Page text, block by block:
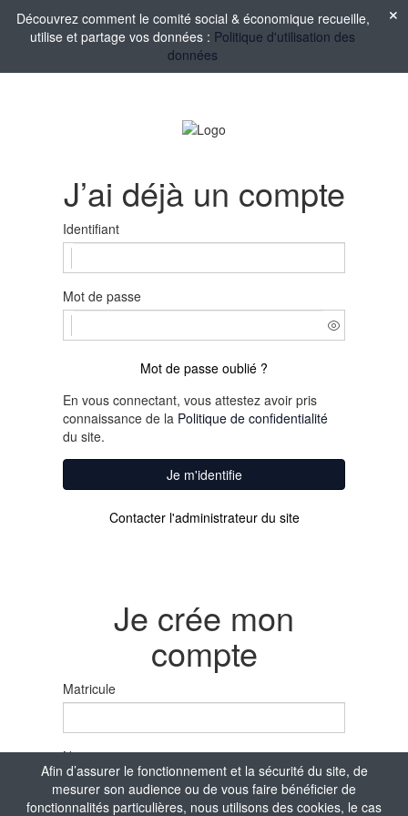
Afin d’assurer le fonctionnement et la sécurité du site, de
mesurer son audience ou de vous faire bénéficier de
fonctionnalités particulières, nous utilisons des cookies, le cas
Découvrez comment le comité social & économique recueille,
utilise et partage vos données : Politique d'utilisation des
données
J’ai déjà un compte
Identifiant
Mot de passe
Mot de passe oublié ?
En vous connectant, vous attestez avoir pris
connaissance de la Politique de confidentialité
du site.
Je m'identifie
Contacter l'administrateur du site
Je crée mon
compte
Matricule
Nom